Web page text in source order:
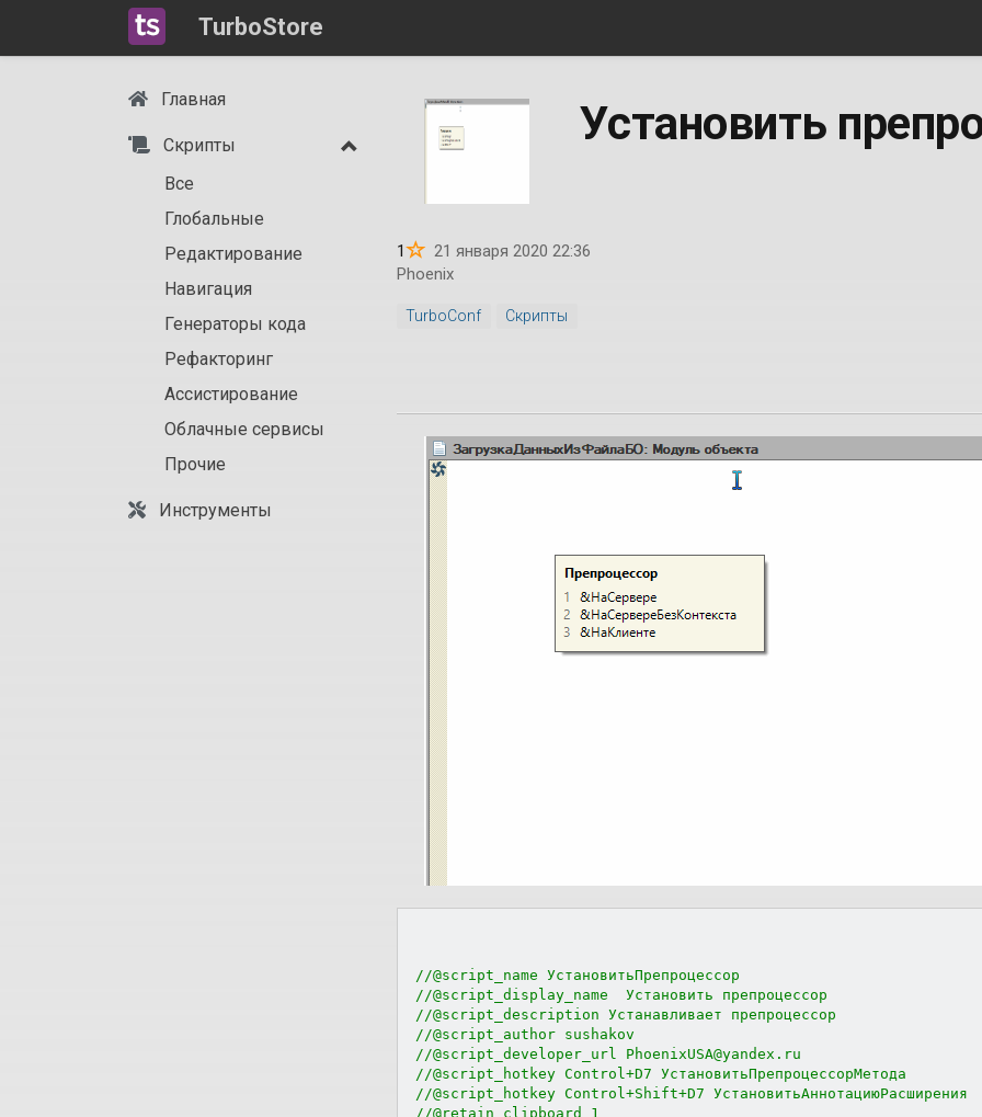
TurboStore
Главная
Скрипты
Все
Глобальные
Редактирование
Навигация
Генераторы кода
Рефакторинг
Ассистирование
Облачные сервисы
Прочие
Инструменты
Установить
1
21 января 2020 22:36
Phoenix
TurboConf Скрипты
//@script_name УстановитьПрепроцессор
//@script_display_name  Установить препроцессор
//@script_description Устанавливает препроцессор
//@script_author sushakov
//@script_developer_url PhoenixUSA@yandex.ru
//@script_hotkey Control+D7 УстановитьПрепроцессорМетода
//@script_hotkey Control+Shift+D7 УстановитьАннотациюРасширения
//@retain_clipboard 1